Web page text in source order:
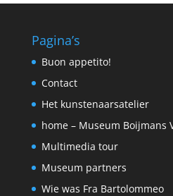
Pagina’s
Buon appetito!
Contact
Het kunstenaarsatelier
home – Museum Boijmans
Multimedia tour
Museum partners
Wie was Fra Bartolommeo